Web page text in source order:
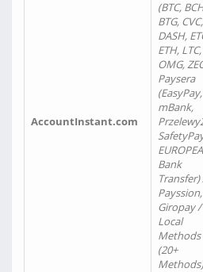
AccountInstant.com
(BTC,
BTG, CVC,
DASH,
ETH, LTC,
OMG,
Paysera
(EasyPay,
mBank,
Bank
Transfer)
Payssion,
Giropay /
Local
Methods
(20+
Methods)